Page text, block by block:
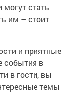
могут стать
им – стоит
и приятные
события в
в гости, вы
темы